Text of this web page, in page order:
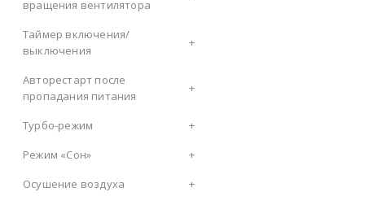
вращения вентилятора
Таймер включения/
выключения
+
Авторестарт после
пропадания питания
+
Турбо-режим
+
Режим «Сон»
+
Осушение воздуха
+